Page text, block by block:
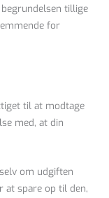
tillige
for
til at modtage
med, at din
om udgiften
at spare op til den,